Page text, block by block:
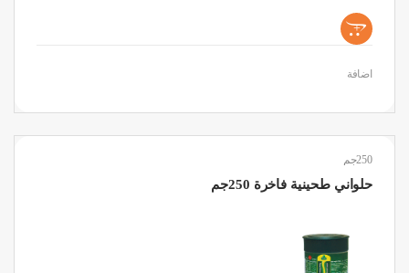
+
اضافة
250جم
حلواني طحينية فاخرة 250جم